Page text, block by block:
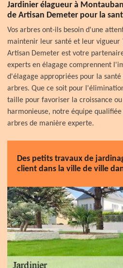
Jardinier élagueur à
de Artisan Demeter pour la
Vos arbres ont-ils besoin d'une
maintenir leur santé et leur vigueur
Artisan Demeter est votre
experts en élagage comprennent
d'élagage appropriées pour la
arbres. Que ce soit pour
taille pour favoriser la croissance
harmonieuse, notre équipe
arbres de manière experte.
Des petits travaux de
client dans la ville de ville